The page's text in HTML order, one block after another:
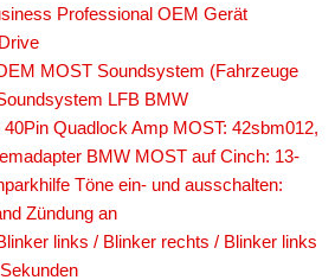
Professional OEM Gerät
MOST Soundsystem (Fahrzeuge
LFB BMW
Quadlock Amp MOST: 42sbm012,
BMW MOST auf Cinch: 13-
Töne ein- und ausschalten:
Zündung an
links / Blinker rechts / Blinker links